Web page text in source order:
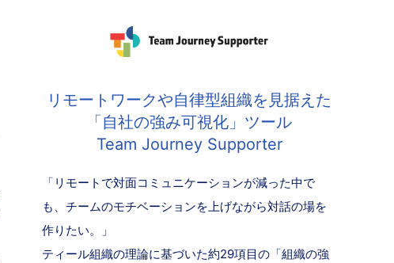
リモートワークや自律型組織を見据えた
「自社の強み可視化」ツール
Team Journey Supporter
「リモートで対面コミュニケーションが減った中で
も、チームのモチベーションを上げながら対話の場を
作りたい。」
ティール組織の理論に基づいた約29項目の「組織の強